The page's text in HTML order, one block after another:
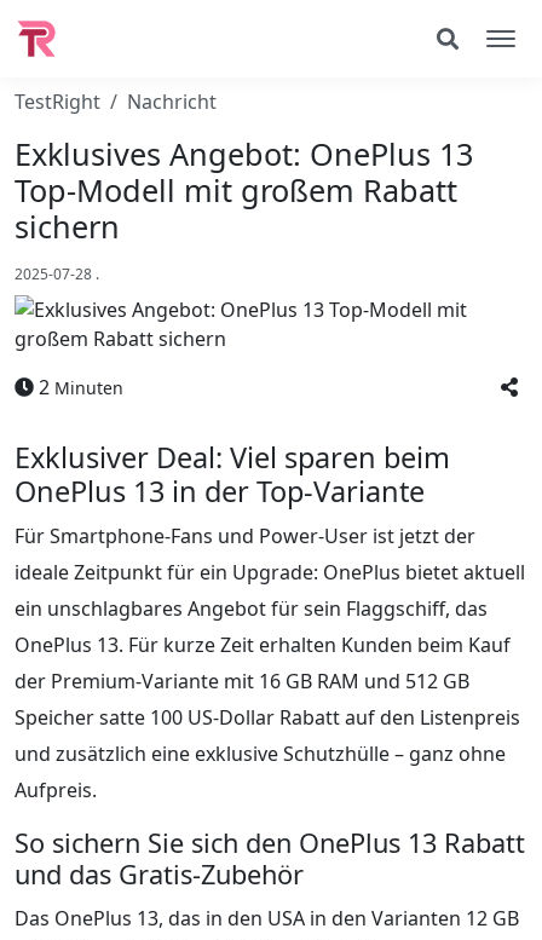
TestRight Nachricht
Exklusives Angebot: OnePlus 13
Top-Modell mit großem Rabatt
sichern
2025-07-28 .
2 Minuten
Exklusiver Deal: Viel sparen beim
OnePlus 13 in der Top-Variante
Für Smartphone-Fans und Power-User ist jetzt der
ideale Zeitpunkt für ein Upgrade: OnePlus bietet aktuell
ein unschlagbares Angebot für sein Flaggschiff, das
OnePlus 13. Für kurze Zeit erhalten Kunden beim Kauf
der Premium-Variante mit 16 GB RAM und 512 GB
Speicher satte 100 US-Dollar Rabatt auf den Listenpreis
und zusätzlich eine exklusive Schutzhülle – ganz ohne
Aufpreis.
So sichern Sie sich den OnePlus 13 Rabatt
und das Gratis-Zubehör
Das OnePlus 13, das in den USA in den Varianten 12 GB